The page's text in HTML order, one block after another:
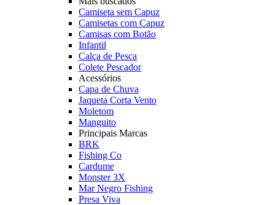
Camiseta sem Capuz
Camisetas com Capuz
Camisas com Botão
Infantil
Calça de Pesca
Colete Pescador
Acessórios
Capa de Chuva
Jaqueta Corta Vento
Moletom
Manguito
Principais Marcas
BRK
Fishing Co
Cardume
Monster 3X
Mar Negro Fishing
Presa Viva